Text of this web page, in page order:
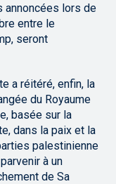
annoncées lors de
entre le
seront
a réitéré, enfin, la
du Royaume
basée sur la
dans la paix et la
palestinienne
à un
de Sa